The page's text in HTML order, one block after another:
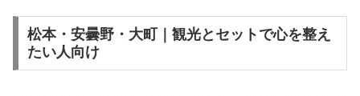
松本・安曇野・大町｜観光とセットで心を整え
たい人向け